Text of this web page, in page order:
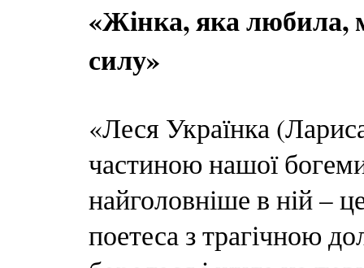
«Жінка, яка любила,
силу»
«Леся Українка
частиною нашої
найголовніше в ній –
поетеса з трагічною